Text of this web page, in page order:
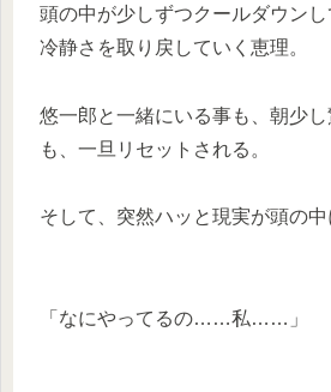
頭の中が少しずつクールダウン
冷静さを取り戻していく恵理。
悠一郎と一緒にいる事も、朝少
も、一旦リセットされる。
そして、突然ハッと現実が頭の中
「なにやってるの……私……」